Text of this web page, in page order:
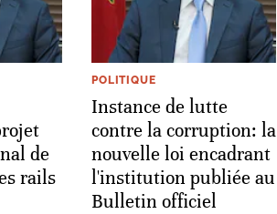
de
rails
POLITIQUE
Instance de lutte
contre la corruption: la
nouvelle loi encadrant
l'institution publiée au
Bulletin officiel